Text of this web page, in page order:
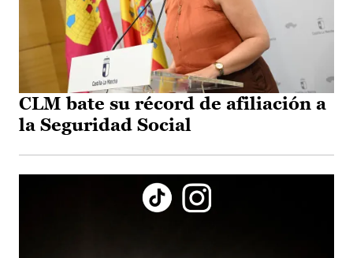
CLM bate su récord de afiliación a
la Seguridad Social